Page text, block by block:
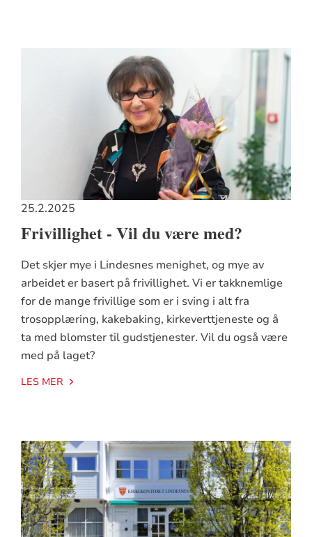
25.2.2025
Frivillighet - Vil du være med?
Det skjer mye i Lindesnes menighet, og mye av
arbeidet er basert på frivillighet. Vi er takknemlige
for de mange frivillige som er i sving i alt fra
trosopplæring, kakebaking, kirkeverttjeneste og å
ta med blomster til gudstjenester. Vil du også være
med på laget?
LES MER